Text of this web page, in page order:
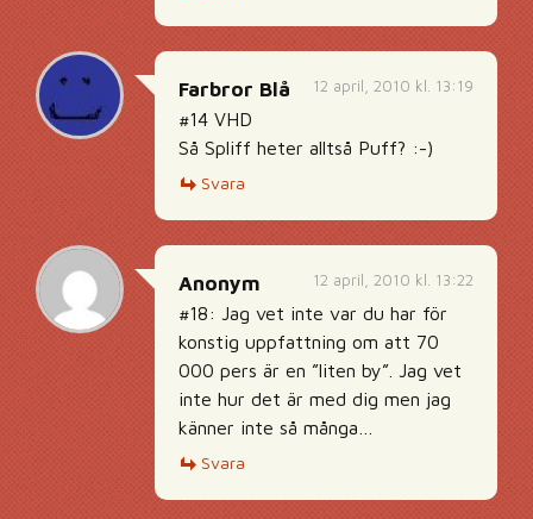
12 april, 2010 kl. 13:19
Farbror Blå
#14 VHD
Så Spliff heter alltså Puff? :-)
Svara
12 april, 2010 kl. 13:22
Anonym
#18: Jag vet inte var du har för
konstig uppfattning om att 70
000 pers är en ”liten by”. Jag vet
inte hur det är med dig men jag
känner inte så många…
Svara